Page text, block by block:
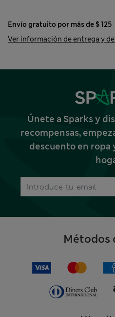
Envío gratuito por más de $ 125
Ver información de entrega y
Únete a Sparks y
recompensas,
descuento en ropa
Métodos